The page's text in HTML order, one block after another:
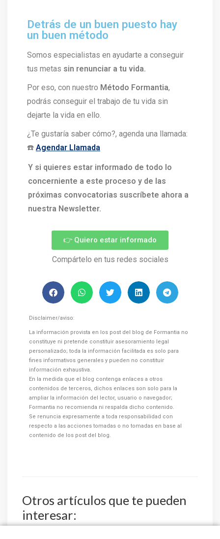
Detrás de un buen puesto hay
un buen método
Somos especialistas en ayudarte a conseguir
tus metas sin renunciar a tu vida.
Por eso, con nuestro Método Formantia,
podrás conseguir el trabajo de tu vida sin
dejarte la vida en ello.
¿Te gustaría saber cómo?, agenda una llamada:
☎️ Agendar Llamada
Y si quieres estar informado de todo lo
concerniente a este proceso y de las
próximas convocatorias suscríbete ahora a
nuestra Newsletter.
👉 Quiero estar informado
Compártelo en tus redes sociales
Disclaimer/aviso:
La información provista en los post del blog de Formantia no
constituye ni pretende constituir asesoramiento legal
personalizado; toda la información facilitada es solo para
fines informativos generales y pueden no constituir
información exhaustiva.
En la medida que el blog contenga enlaces a otros
contenidos de terceros, dichos enlaces son solo para la
ampliar la información del lector, usuario o navegador;
Formantia no recomienda ni respalda dicho contenido.
Se renuncia expresamente a toda responsabilidad con
respecto a las acciones tomadas o no tomadas en base al
contenido de los post del blog.
Otros artículos que te pueden
interesar: